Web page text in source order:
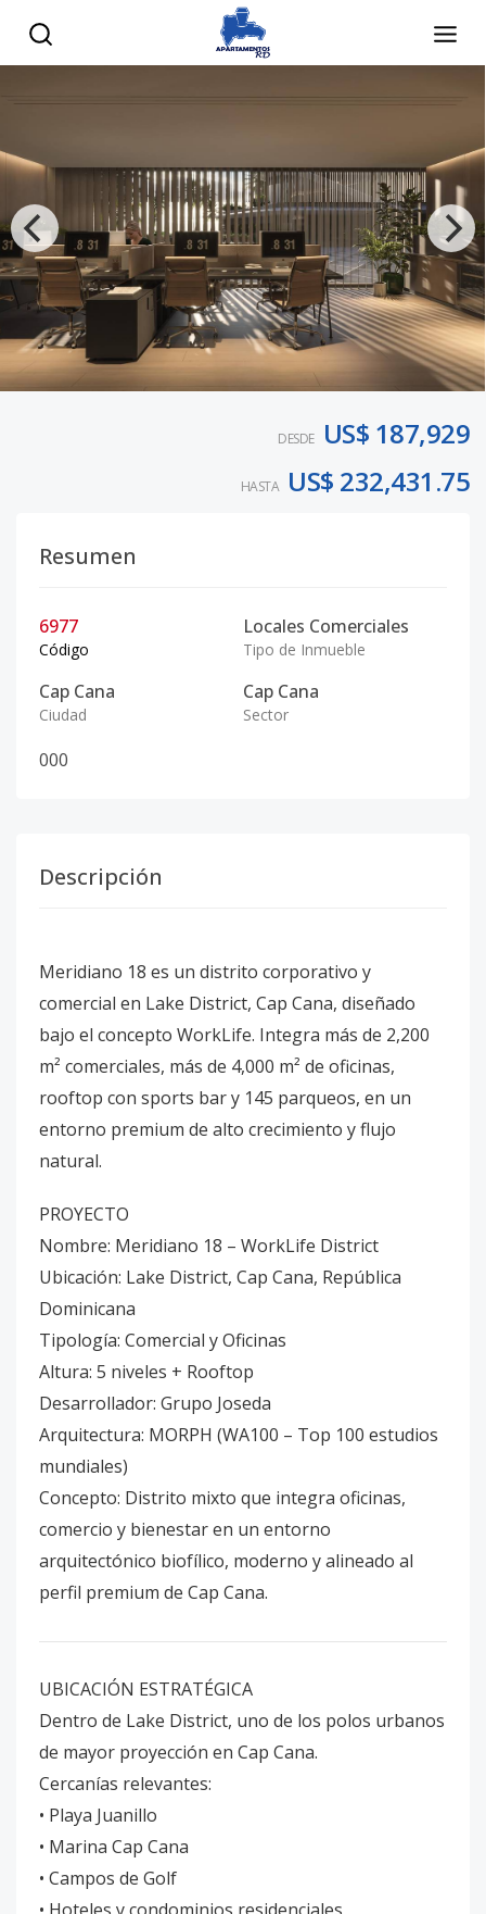
DESDE US$ 187,929
HASTA US$ 232,431.75
Resumen
6977
Código
Locales Comerciales
Tipo de Inmueble
Cap Cana
Ciudad
Cap Cana
Sector
000
Descripción
Meridiano 18 es un distrito corporativo y
comercial en Lake District, Cap Cana, diseñado
bajo el concepto WorkLife. Integra más de 2,200
m² comerciales, más de 4,000 m² de oficinas,
rooftop con sports bar y 145 parqueos, en un
entorno premium de alto crecimiento y flujo
natural.
PROYECTO
Nombre: Meridiano 18 – WorkLife District
Ubicación: Lake District, Cap Cana, República
Dominicana
Tipología: Comercial y Oficinas
Altura: 5 niveles + Rooftop
Desarrollador: Grupo Joseda
Arquitectura: MORPH (WA100 – Top 100 estudios
mundiales)
Concepto: Distrito mixto que integra oficinas,
comercio y bienestar en un entorno
arquitectónico biofílico, moderno y alineado al
perfil premium de Cap Cana.
UBICACIÓN ESTRATÉGICA
Dentro de Lake District, uno de los polos urbanos
de mayor proyección en Cap Cana.
Cercanías relevantes:
• Playa Juanillo
• Marina Cap Cana
• Campos de Golf